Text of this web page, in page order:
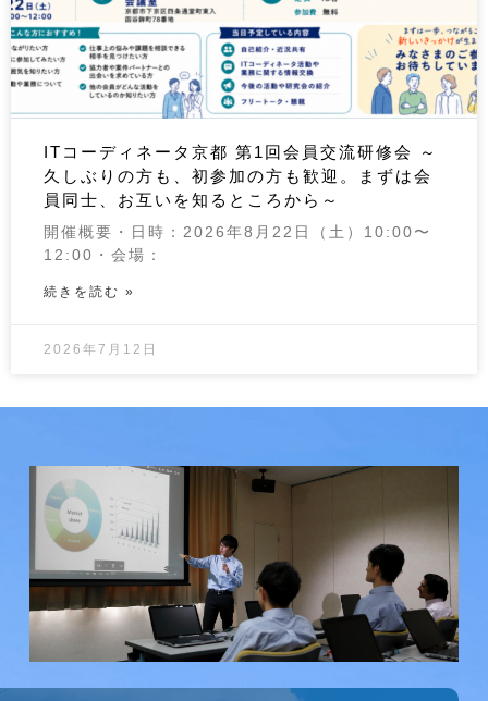
ITコーディネータ京都 第1回会員交流研修会 ～
久しぶりの方も、初参加の方も歓迎。まずは会
員同士、お互いを知るところから～
開催概要・日時：2026年8月22日（土）10:00〜
12:00・会場：
続きを読む »
2026年7月12日